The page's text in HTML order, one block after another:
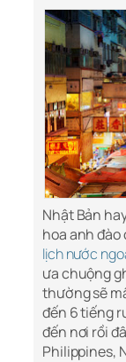
Nhật Bản
hoa anh
lịch nước
ưa chuộng
thường sẽ
đến 6 tiếng
đến nơi rồi
Philippines,